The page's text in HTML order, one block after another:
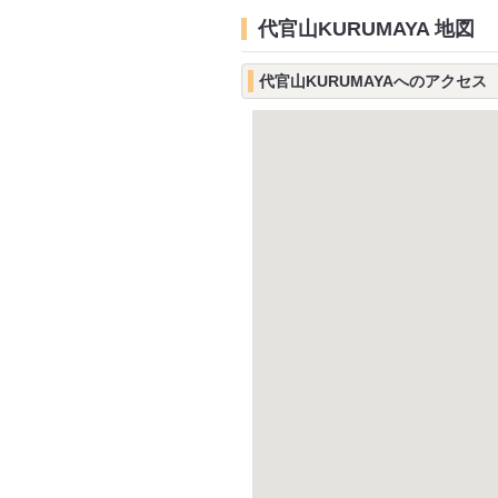
代官山KURUMAYA 地図
代官山KURUMAYAへのアクセス